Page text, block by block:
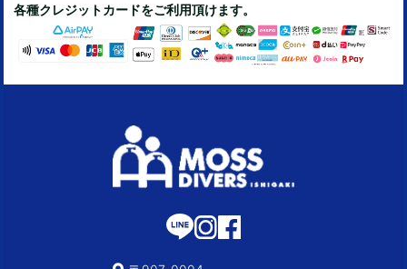
各種クレジットカードをご利用頂けます。